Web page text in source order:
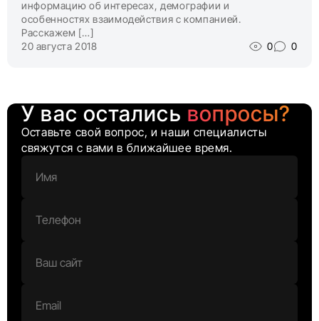
информацию об интересах, демографии и
особенностях взаимодействия с компанией.
Расскажем […]
20 августа 2018
0 0
У вас остались вопросы?
Оставьте свой вопрос, и наши специалисты
свяжутся с вами в ближайшее время.